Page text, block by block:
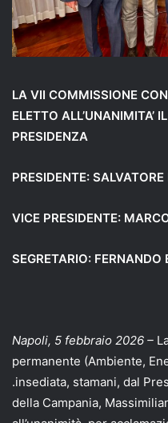
LA VII COMMISSIONE
ELETTO ALL’UNANIMITA’
PRESIDENZA
PRESIDENTE:
VICE PRESIDENTE:
SEGRETARIO: FERNANDO
Napoli, 5 febbraio 2026 –
permanente (Ambiente,
.insediata, stamani, dal
della Campania,